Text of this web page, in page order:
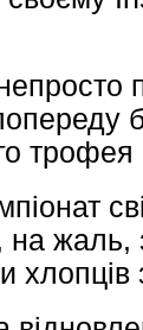
трофея
жаль,
хлопців